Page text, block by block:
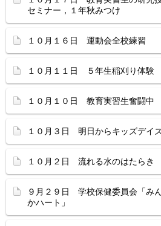
セミナー，１年秋みつけ
１０月１６日 運動会全校練習
１０月１１日 ５年生稲刈り体験
１０月１０日 教育実習生奮闘中
１０月３日 明日からキッズデイ
１０月２日 流れる水のはたらき
９月２９日 学校保健委員会「み
かハート」